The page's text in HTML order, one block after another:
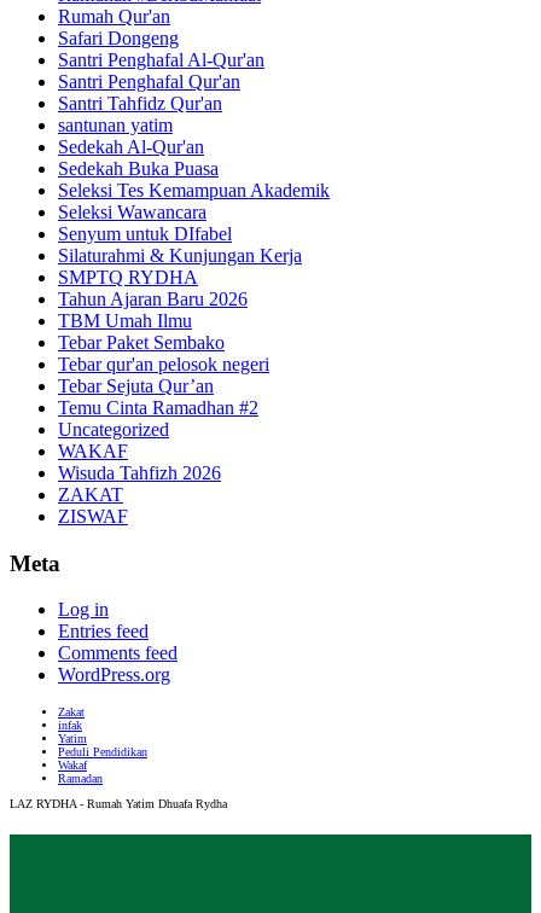
Rumah Qur'an
Safari Dongeng
Santri Penghafal Al-Qur'an
Santri Penghafal Qur'an
Santri Tahfidz Qur'an
santunan yatim
Sedekah Al-Qur'an
Sedekah Buka Puasa
Seleksi Tes Kemampuan Akademik
Seleksi Wawancara
Senyum untuk DIfabel
Silaturahmi & Kunjungan Kerja
SMPTQ RYDHA
Tahun Ajaran Baru 2026
TBM Umah Ilmu
Tebar Paket Sembako
Tebar qur'an pelosok negeri
Tebar Sejuta Qur’an
Temu Cinta Ramadhan #2
Uncategorized
WAKAF
Wisuda Tahfizh 2026
ZAKAT
ZISWAF
Meta
Log in
Entries feed
Comments feed
WordPress.org
Zakat
infak
Yatim
Peduli Pendidikan
Wakaf
Ramadan
LAZ RYDHA - Rumah Yatim Dhuafa Rydha